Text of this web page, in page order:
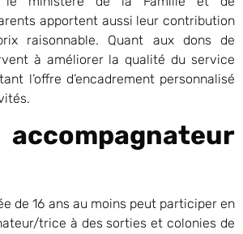
apportent aussi leur contribution
raisonnable. Quant aux dons de
à améliorer la qualité du service
l’offre d’encadrement personnalisé
accompagnateur
de 16 ans au moins peut participer en
trice à des sorties et colonies de